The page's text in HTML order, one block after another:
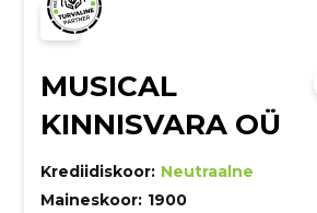
MUSICAL
KINNISVARA OÜ
Krediidiskoor: Neutraalne
Maineskoor: 1900